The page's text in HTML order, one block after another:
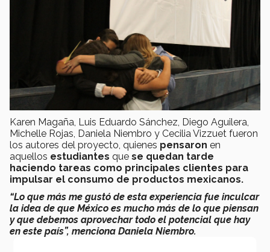
Karen Magaña, Luis Eduardo Sánchez, Diego Aguilera,
Michelle Rojas, Daniela Niembro y Cecilia Vizzuet fueron
los autores del proyecto, quienes pensaron en
aquellos estudiantes que se quedan tarde
haciendo tareas como principales clientes para
impulsar el consumo de productos mexicanos.
“Lo que más me gustó de esta experiencia fue inculcar
la idea de que México es mucho más de lo que piensan
y que debemos aprovechar todo el potencial que hay
en este país”, menciona Daniela Niembro.